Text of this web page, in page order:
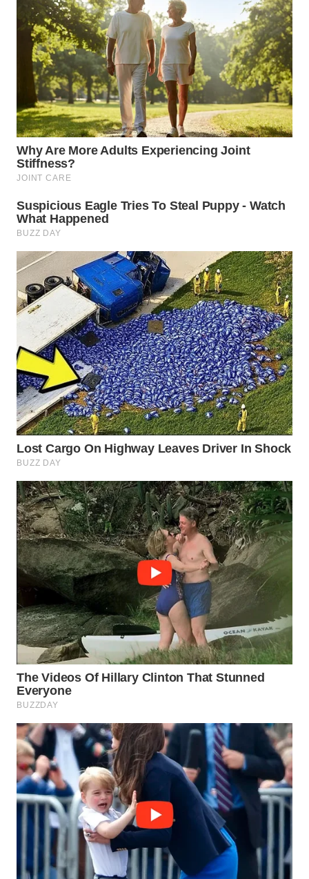
WN
LIKUPANG
WN
LABUANBAJO
WN
BORNEO
Wahana
Media
WAHANA
NEWS
WAHANA
TANI
WAHANA
ADVOKAT
WAHANA
INFRASTRUKTUR
WAHANA
KONSUMEN
WAHANA
LISTRIK
WAHANA
TRAVEL
WAHANA
WAHANANEWS
ID
WAHANANEWS
CO ID
WAHANANEWS
NET
WAHANA
SPORT
WAHANA
UMKM